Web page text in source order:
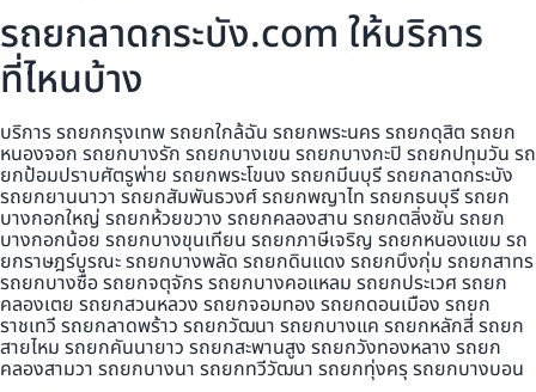
รถยกลาดกระบัง.com ให้บริการ
ที่ไหนบ้าง
บริการ รถยกกรุงเทพ รถยกใกล้ฉัน รถยกพระนคร รถยกดุสิต รถยก
หนองจอก รถยกบางรัก รถยกบางเขน รถยกบางกะปิ รถยกปทุมวัน รถ
ยกป้อมปราบศัตรูพ่าย รถยกพระโขนง รถยกมีนบุรี รถยกลาดกระบัง
รถยกยานนาวา รถยกสัมพันธวงศ์ รถยกพญาไท รถยกธนบุรี รถยก
บางกอกใหญ่ รถยกห้วยขวาง รถยกคลองสาน รถยกตลิ่งชัน รถยก
บางกอกน้อย รถยกบางขุนเทียน รถยกภาษีเจริญ รถยกหนองแขม รถ
ยกราษฎร์บูรณะ รถยกบางพลัด รถยกดินแดง รถยกบึงกุ่ม รถยกสาทร
รถยกบางซื่อ รถยกจตุจักร รถยกบางคอแหลม รถยกประเวศ รถยก
คลองเตย รถยกสวนหลวง รถยกจอมทอง รถยกดอนเมือง รถยก
ราชเทวี รถยกลาดพร้าว รถยกวัฒนา รถยกบางแค รถยกหลักสี่ รถยก
สายไหม รถยกคันนายาว รถยกสะพานสูง รถยกวังทองหลาง รถยก
คลองสามวา รถยกบางนา รถยกทวีวัฒนา รถยกทุ่งครุ รถยกบางบอน